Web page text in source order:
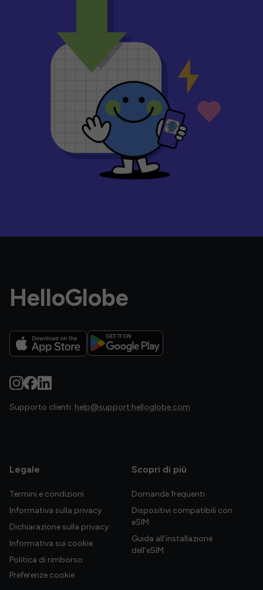
HelloGlobe
Supporto clienti: help@support.helloglobe.com
Legale
Termini e condizioni
Informativa sulla privacy
Dichiarazione sulla privacy
Informativa sui cookie
Politica di rimborso
Preferenze cookie
Scopri di più
Domande frequenti
Dispositivi compatibili con
eSIM
Guida all’installazione
dell’eSIM